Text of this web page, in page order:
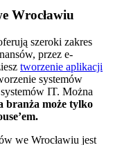
Wrocławiu
szeroki zakres
przez e-
tworzenie aplikacji
systemów
IT. Można
branża może tylko
we Wrocławiu jest